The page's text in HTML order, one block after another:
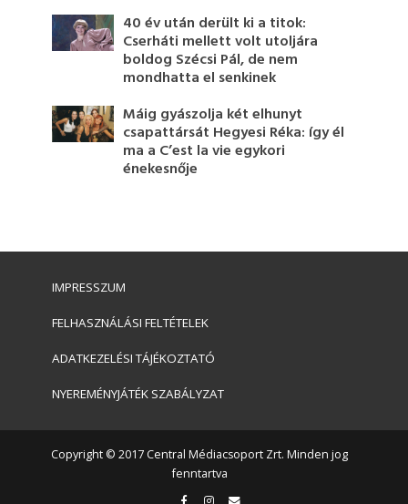
40 év után derült ki a titok:
Cserháti mellett volt utoljára
boldog Szécsi Pál, de nem
mondhatta el senkinek
Máig gyászolja két elhunyt
csapattársát Hegyesi Réka: így él
ma a C’est la vie egykori
énekesnője
IMPRESSZUM
FELHASZNÁLÁSI FELTÉTELEK
ADATKEZELÉSI TÁJÉKOZTATÓ
NYEREMÉNYJÁTÉK SZABÁLYZAT
Copyright © 2017 Central Médiacsoport Zrt. Minden jog
fenntartva